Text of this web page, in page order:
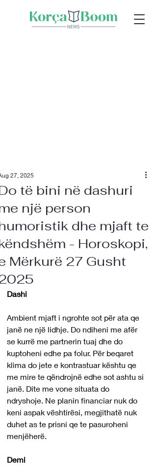
të bini në dashuri
një person
dhe mjaft te
- Horoskopi,
Mërkurë 27 Gusht
27, 2025
Dashi
Ambient mjaft i ngrohte sot për ata qe
janë ne një lidhje. Do ndiheni me afër
se kurrë me partnerin tuaj dhe do
kuptoheni edhe pa folur. Për beqaret
klima do jete e kontrastuar kështu qe
me mire te qëndrojnë edhe sot ashtu si
janë. Dite me vone situata do
ndryshoje. Ne planin financiar nuk do
keni aspak vështirësi, megjithatë nuk
duhet as te prisni qe te pasuroheni
menjëherë.
Demi